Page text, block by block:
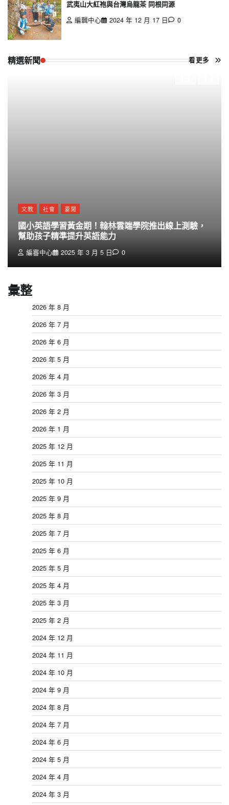
武夷山大紅袍與台灣烏龍茶 同根同源
編輯中心
2024 年 12 月 17 日 0
精選新聞 看更多
文教 社會 要聞
國小英語學習黃金期！翰林雲端學院推出線上測驗，
幫助孩子精準提升英語能力
編審中心 2025 年 3 月 5 日 0
彙整
2026 年 8 月
2026 年 7 月
2026 年 6 月
2026 年 5 月
2026 年 4 月
2026 年 3 月
2026 年 2 月
2026 年 1 月
2025 年 12 月
2025 年 11 月
2025 年 10 月
2025 年 9 月
2025 年 8 月
2025 年 7 月
2025 年 6 月
2025 年 5 月
2025 年 4 月
2025 年 3 月
2025 年 2 月
2024 年 12 月
2024 年 11 月
2024 年 10 月
2024 年 9 月
2024 年 8 月
2024 年 7 月
2024 年 6 月
2024 年 5 月
2024 年 4 月
2024 年 3 月